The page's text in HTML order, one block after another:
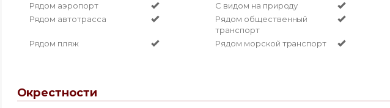
Рядом аэропорт
С видом на природу
Рядом автотрасса
Рядом общественный
транспорт
Рядом пляж
Рядом морской транспорт
Окрестности